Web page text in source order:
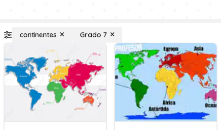
continentes Grado 7